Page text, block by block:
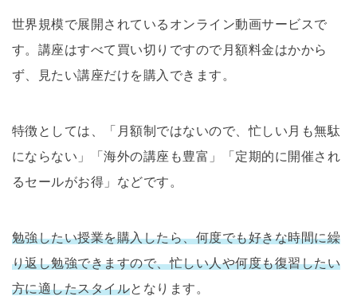
世界規模で展開されているオンライン動画サービスで
す。講座はすべて買い切りですので月額料金はかから
ず、見たい講座だけを購入できます。
特徴としては、「月額制ではないので、忙しい月も無駄
にならない」「海外の講座も豊富」「定期的に開催され
るセールがお得」などです。
勉強したい授業を購入したら、何度でも好きな時間に繰
り返し勉強できますので、忙しい人や何度も復習したい
方に適したスタイルとなります。